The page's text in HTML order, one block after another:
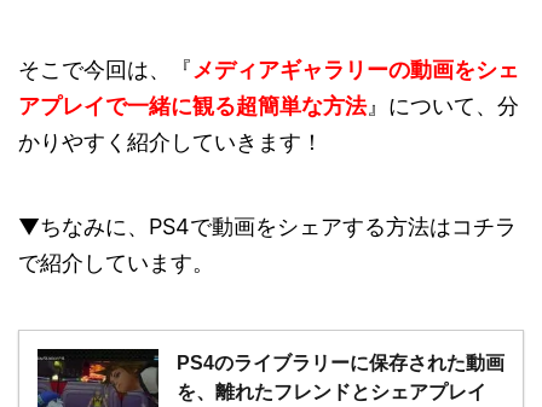
そこで今回は、『メディアギャラリーの動画をシェ
アプレイで一緒に観る超簡単な方法』について、分
かりやすく紹介していきます！
▼ちなみに、PS4で動画をシェアする方法はコチラ
で紹介しています。
PS4のライブラリーに保存された動画
を、離れたフレンドとシェアプレイ